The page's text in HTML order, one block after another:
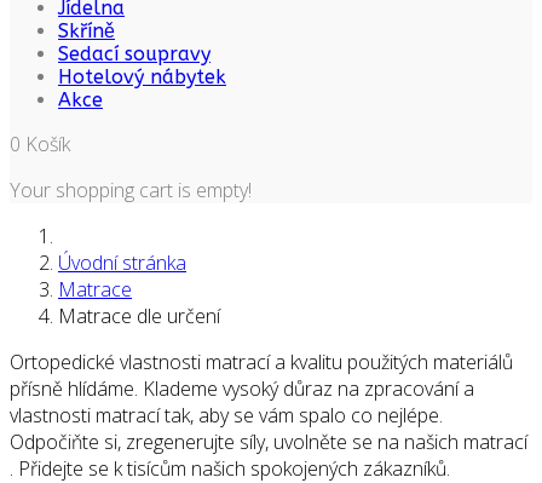
Jídelna
Skříně
Sedací soupravy
Hotelový nábytek
Akce
0 Košík
Your shopping cart is empty!
Úvodní stránka
Matrace
Matrace dle určení
Ortopedické vlastnosti matrací a kvalitu použitých materiálů
přísně hlídáme. Klademe vysoký důraz na zpracování a
vlastnosti matrací tak, aby se vám spalo co nejlépe.
Odpočiňte si, zregenerujte síly, uvolněte se na našich matrací
. Přidejte se k tisícům našich spokojených zákazníků.